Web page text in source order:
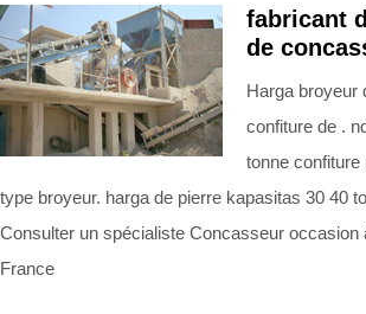
fabricant
de
Harga broyeur
confiture de .
tonne confiture
type broyeur. harga de pierre kapasitas 30 40
Consulter un spécialiste Concasseur occasion
France